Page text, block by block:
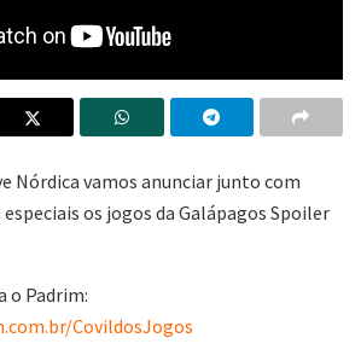
Nórdica vamos anunciar junto com
os jogos da Galápagos Spoiler
o Padrim:
CovildosJogos